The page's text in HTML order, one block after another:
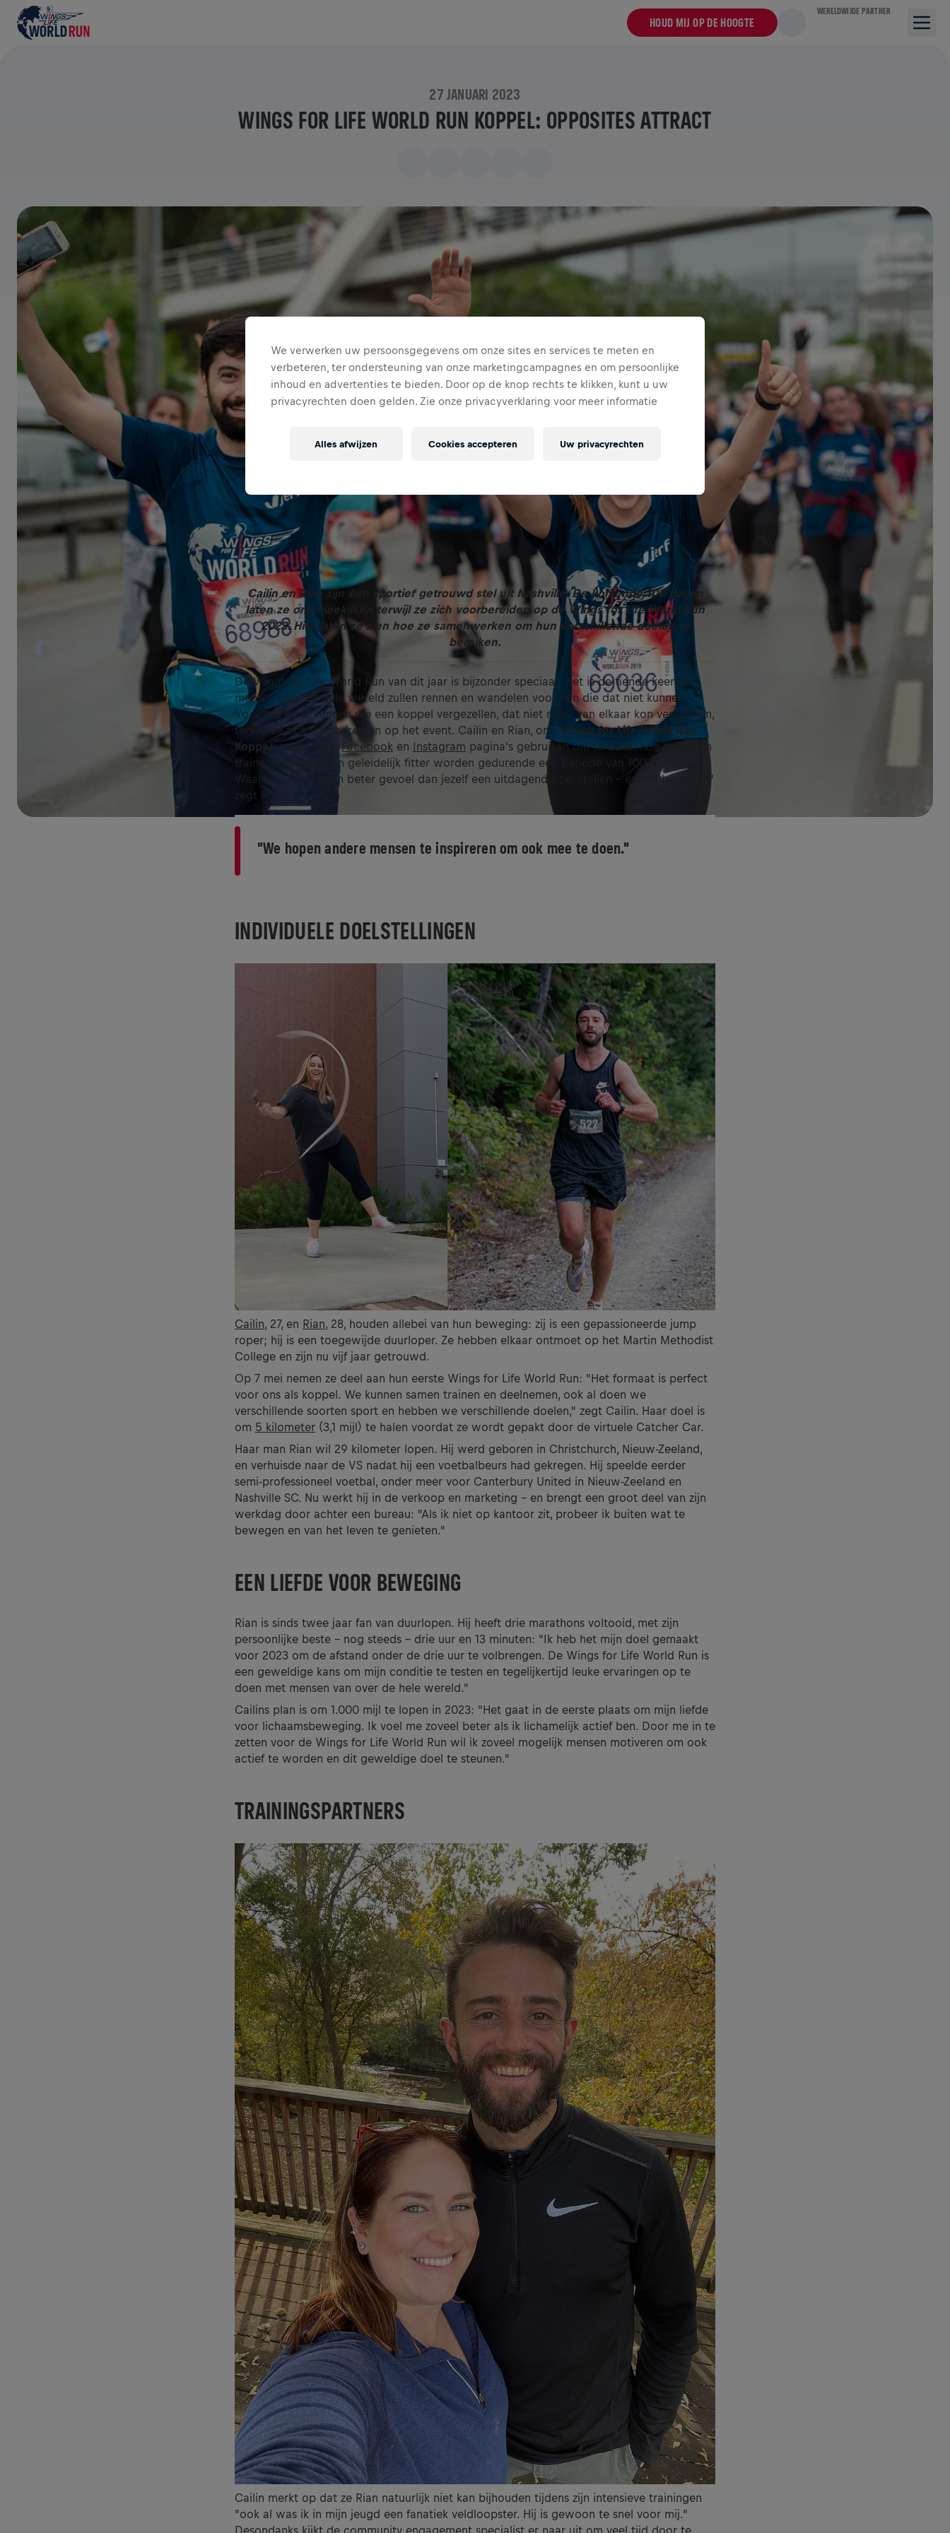
HOUD MIJ OP DE HOOGTE
WERELDWIJDE PARTNER
27 JANUARI 2023
WINGS FOR LIFE WORLD RUN KOPPEL: OPPOSITES ATTRACT
Cailin en Rian zijn een sportief getrouwd stel uit Nashville. De komende 100 dagen
laten ze ons meekijken terwijl ze zich voorbereiden op de Wings for Life World Run
2023. Hier laten ze zien hoe ze samenwerken om hun verschillende doelen te
bereiken.
De Wings for Life World Run van dit jaar is bijzonder speciaal: Het is de tiende keer dat
mensen over de hele wereld zullen rennen en wandelen voor hen die dat niet kunnen.
Voor het eerst kunnen we een koppel vergezellen, dat niet meer van elkaar kon verschillen,
terwijl ze zich voorbereiden op het event. Cailin en Rian, ons 'Wings for Life World Run
Koppel', zullen onzeFacebook en Instagram pagina's gebruiken om te delen hoe ze samen
trainen, herstellen en geleidelijk fitter worden gedurende een periode van 100 dagen.
Waarom? "Er is geen beter gevoel dan jezelf een uitdagend doel stellen - en het bereiken,"
zegt Rian.
"We hopen andere mensen te inspireren om ook mee te doen."
INDIVIDUELE DOELSTELLINGEN
Cailin, 27, en Rian, 28, houden allebei van hun beweging: zij is een gepassioneerde jump
roper; hij is een toegewijde duurloper. Ze hebben elkaar ontmoet op het Martin Methodist
College en zijn nu vijf jaar getrouwd.
Op 7 mei nemen ze deel aan hun eerste Wings for Life World Run: "Het formaat is perfect
voor ons als koppel. We kunnen samen trainen en deelnemen, ook al doen we
verschillende soorten sport en hebben we verschillende doelen," zegt Cailin. Haar doel is
om 5 kilometer (3,1 mijl) te halen voordat ze wordt gepakt door de virtuele Catcher Car.
Haar man Rian wil 29 kilometer lopen. Hij werd geboren in Christchurch, Nieuw-Zeeland,
en verhuisde naar de VS nadat hij een voetbalbeurs had gekregen. Hij speelde eerder
semi-professioneel voetbal, onder meer voor Canterbury United in Nieuw-Zeeland en
Nashville SC. Nu werkt hij in de verkoop en marketing - en brengt een groot deel van zijn
werkdag door achter een bureau: "Als ik niet op kantoor zit, probeer ik buiten wat te
bewegen en van het leven te genieten."
EEN LIEFDE VOOR BEWEGING
Rian is sinds twee jaar fan van duurlopen. Hij heeft drie marathons voltooid, met zijn
persoonlijke beste - nog steeds - drie uur en 13 minuten: "Ik heb het mijn doel gemaakt
voor 2023 om de afstand onder de drie uur te volbrengen. De Wings for Life World Run is
een geweldige kans om mijn conditie te testen en tegelijkertijd leuke ervaringen op te
doen met mensen van over de hele wereld."
Cailins plan is om 1.000 mijl te lopen in 2023: "Het gaat in de eerste plaats om mijn liefde
voor lichaamsbeweging. Ik voel me zoveel beter als ik lichamelijk actief ben. Door me in te
zetten voor de Wings for Life World Run wil ik zoveel mogelijk mensen motiveren om ook
actief te worden en dit geweldige doel te steunen."
TRAININGSPARTNERS
Cailin merkt op dat ze Rian natuurlijk niet kan bijhouden tijdens zijn intensieve trainingen
"ook al was ik in mijn jeugd een fanatiek veldloopster. Hij is gewoon te snel voor mij.”
Desondanks kijkt de community engagement specialist er naar uit om veel tijd door te
We verwerken uw persoonsgegevens om onze sites en services te meten en
verbeteren, ter ondersteuning van onze marketingcampagnes en om persoonlijke
inhoud en advertenties te bieden. Door op de knop rechts te klikken, kunt u uw
privacyrechten doen gelden. Zie onze privacyverklaring voor meer informatie
Uw privacyrechten
Alles afwijzen Cookies accepteren